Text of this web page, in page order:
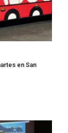
en San